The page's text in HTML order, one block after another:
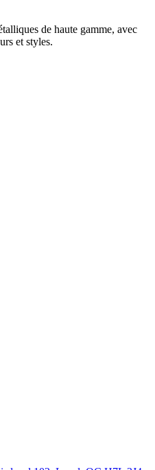
de haute gamme, avec
et styles.